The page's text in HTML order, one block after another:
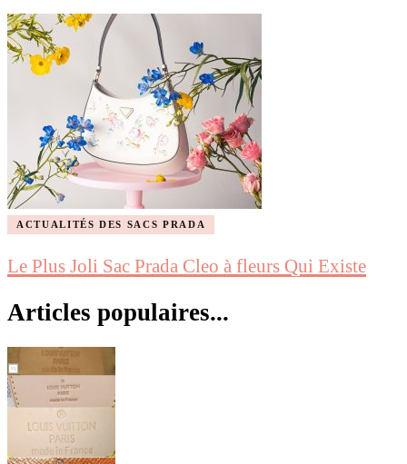
ACTUALITÉS DES SACS PRADA
Le Plus Joli Sac Prada Cleo à fleurs Qui Existe
Articles populaires...